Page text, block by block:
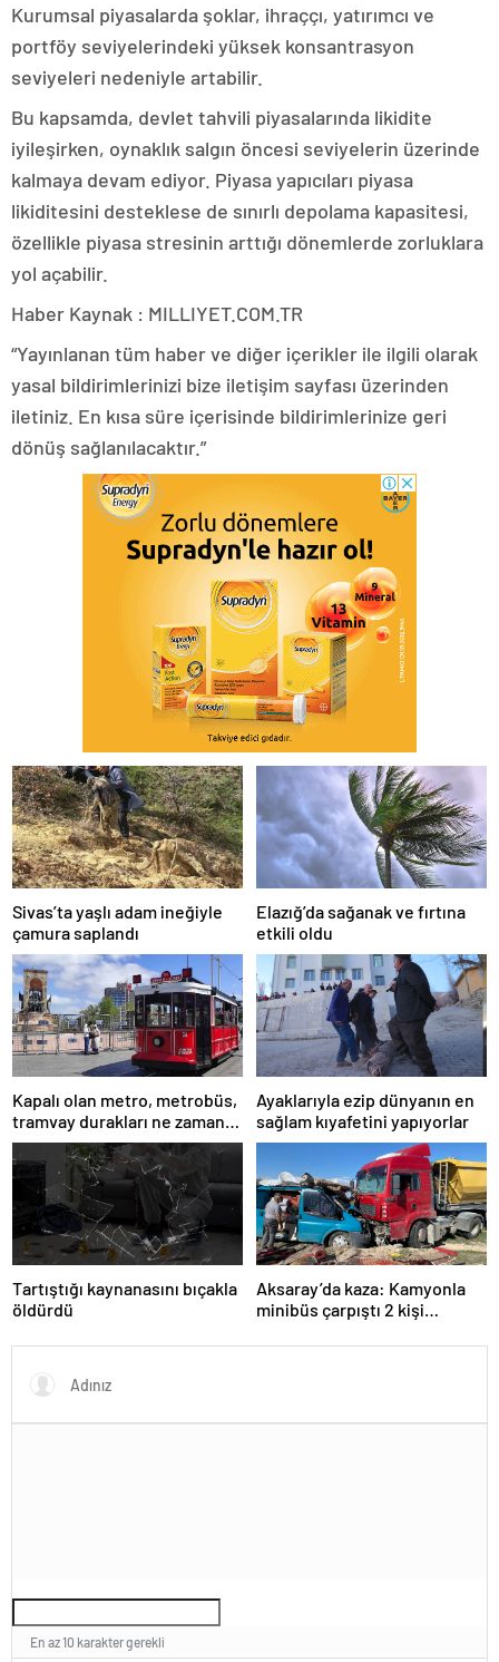
Kurumsal piyasalarda şoklar, ihraççı, yatırımcı ve
portföy seviyelerindeki yüksek konsantrasyon
seviyeleri nedeniyle artabilir.
Bu kapsamda, devlet tahvili piyasalarında likidite
iyileşirken, oynaklık salgın öncesi seviyelerin üzerinde
kalmaya devam ediyor. Piyasa yapıcıları piyasa
likiditesini desteklese de sınırlı depolama kapasitesi,
özellikle piyasa stresinin arttığı dönemlerde zorluklara
yol açabilir.
Haber Kaynak : MILLIYET.COM.TR
“Yayınlanan tüm haber ve diğer içerikler ile ilgili olarak
yasal bildirimlerinizi bize iletişim sayfası üzerinden
iletiniz. En kısa süre içerisinde bildirimlerinize geri
dönüş sağlanılacaktır.”
Sivas’ta yaşlı adam ineğiyle
çamura saplandı
Elazığ’da sağanak ve fırtına
etkili oldu
Kapalı olan metro, metrobüs,
tramvay durakları ne zaman
açılacak 1 Mayıs?
Ayaklarıyla ezip dünyanın en
sağlam kıyafetini yapıyorlar
Tartıştığı kaynanasını bıçakla
öldürdü
Aksaray’da kaza: Kamyonla
minibüs çarpıştı 2 kişi
En az 10 karakter gerekli